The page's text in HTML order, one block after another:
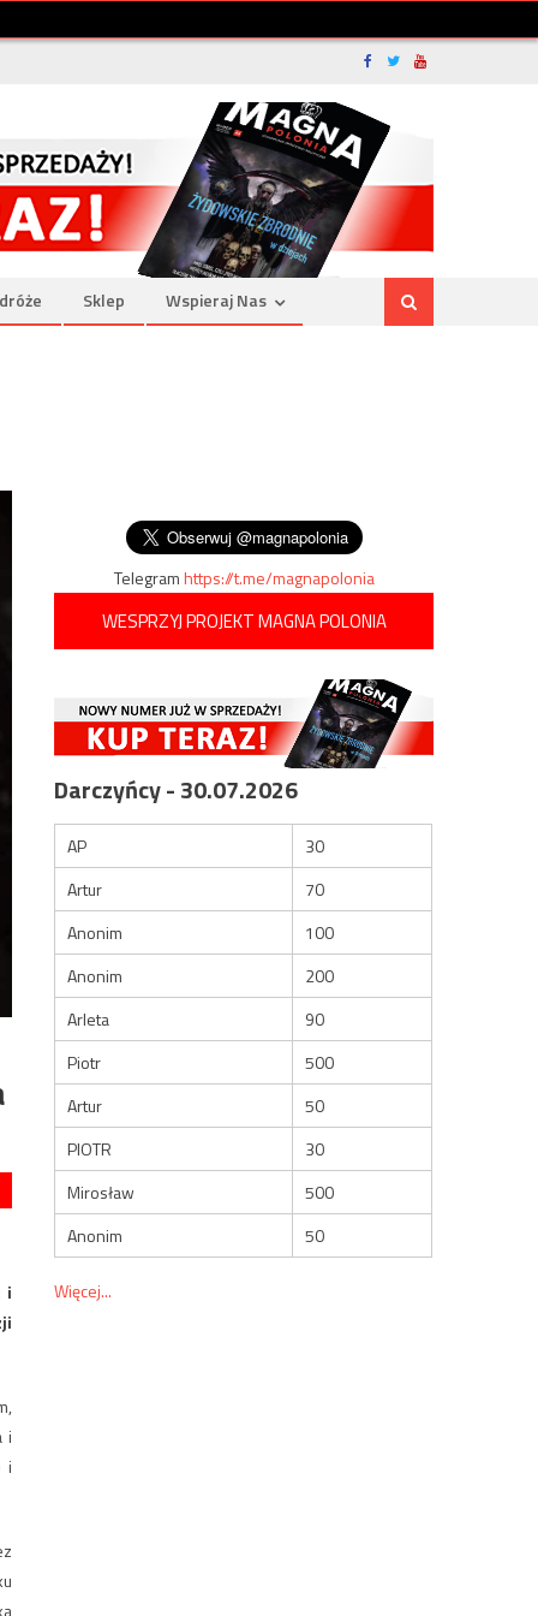
Sklep Wspieraj Nas
i
i
i
Telegramhttps://t.me/magnapolonia
WESPRZYJ PROJEKT MAGNA POLONIA
Darczyńcy - 30.07.2026
AP
30
Artur
70
Anonim
100
Anonim
200
Arleta
90
Piotr
500
Artur
50
PIOTR
30
Mirosław
500
Anonim
50
Więcej...